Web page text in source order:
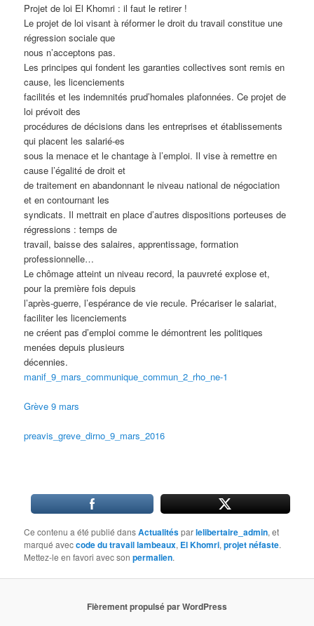
Projet de loi El Khomri : il faut le retirer !
Le projet de loi visant à réformer le droit du travail constitue une
régression sociale que
nous n’acceptons pas.
Les principes qui fondent les garanties collectives sont remis en
cause, les licenciements
facilités et les indemnités prud’homales plafonnées. Ce projet de
loi prévoit des
procédures de décisions dans les entreprises et établissements
qui placent les salarié-es
sous la menace et le chantage à l’emploi. Il vise à remettre en
cause l’égalité de droit et
de traitement en abandonnant le niveau national de négociation
et en contournant les
syndicats. Il mettrait en place d’autres dispositions porteuses de
régressions : temps de
travail, baisse des salaires, apprentissage, formation
professionnelle…
Le chômage atteint un niveau record, la pauvreté explose et,
pour la première fois depuis
l’après-guerre, l’espérance de vie recule. Précariser le salariat,
faciliter les licenciements
ne créent pas d’emploi comme le démontrent les politiques
menées depuis plusieurs
décennies.
manif_9_mars_communique_commun_2_rho_ne-1
Grève 9 mars
preavis_greve_dirno_9_mars_2016
Ce contenu a été publié dansActualitésparlelibertaire_admin, et
marqué aveccode du travail lambeaux, El Khomri,projet néfaste.
Mettez-le en favori avec sonpermalien.
Fièrement propulsé par WordPress